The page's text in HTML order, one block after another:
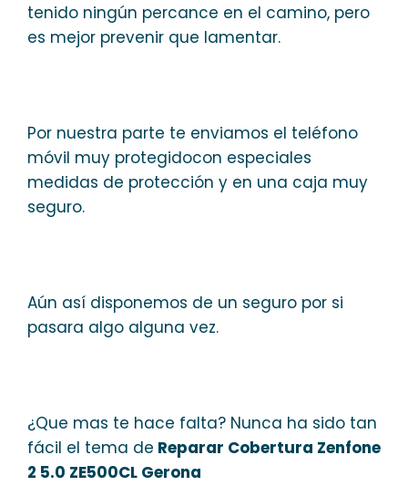
tenido ningún percance en el camino, pero
es mejor prevenir que lamentar.
Por nuestra parte te enviamos el teléfono
móvil muy protegidocon especiales
medidas de protección y en una caja muy
seguro.
Aún así disponemos de un seguro por si
pasara algo alguna vez.
¿Que mas te hace falta? Nunca ha sido tan
fácil el tema de Reparar Cobertura Zenfone
2 5.0 ZE500CL Gerona